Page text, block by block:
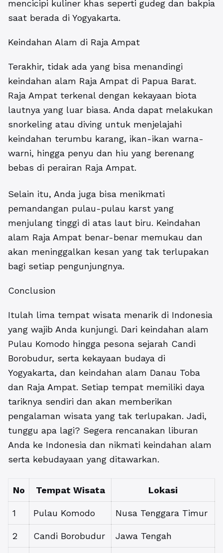
mencicipi kuliner khas seperti gudeg dan bakpia
saat berada di Yogyakarta.
Keindahan Alam di Raja Ampat
Terakhir, tidak ada yang bisa menandingi
keindahan alam Raja Ampat di Papua Barat.
Raja Ampat terkenal dengan kekayaan biota
lautnya yang luar biasa. Anda dapat melakukan
snorkeling atau diving untuk menjelajahi
keindahan terumbu karang, ikan-ikan warna-
warni, hingga penyu dan hiu yang berenang
bebas di perairan Raja Ampat.
Selain itu, Anda juga bisa menikmati
pemandangan pulau-pulau karst yang
menjulang tinggi di atas laut biru. Keindahan
alam Raja Ampat benar-benar memukau dan
akan meninggalkan kesan yang tak terlupakan
bagi setiap pengunjungnya.
Conclusion
Itulah lima tempat wisata menarik di Indonesia
yang wajib Anda kunjungi. Dari keindahan alam
Pulau Komodo hingga pesona sejarah Candi
Borobudur, serta kekayaan budaya di
Yogyakarta, dan keindahan alam Danau Toba
dan Raja Ampat. Setiap tempat memiliki daya
tariknya sendiri dan akan memberikan
pengalaman wisata yang tak terlupakan. Jadi,
tunggu apa lagi? Segera rencanakan liburan
Anda ke Indonesia dan nikmati keindahan alam
serta kebudayaan yang ditawarkan.
No Tempat Wisata Lokasi
1 Pulau Komodo Nusa Tenggara Timur
2 Candi Borobudur Jawa Tengah